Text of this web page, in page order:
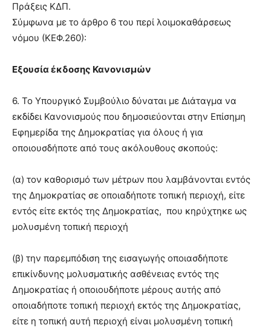
Πράξεις ΚΔΠ.
Σύμφωνα με το άρθρο 6 του περί λοιμοκαθάρσεως
νόμου (ΚΕΦ.260):
Εξουσία έκδοσης Κανονισμών
6. Το Υπουργικό Συμβούλιο δύναται με Διάταγμα να
εκδίδει Κανονισμούς που δημοσιεύονται στην Επίσημη
Εφημερίδα της Δημοκρατίας για όλους ή για
οποιουσδήποτε από τους ακόλουθους σκοπούς:
(α) τον καθορισμό των μέτρων που λαμβάνονται εντός
της Δημοκρατίας σε οποιαδήποτε τοπική περιοχή, είτε
εντός είτε εκτός της Δημοκρατίας, που κηρύχτηκε ως
μολυσμένη τοπική περιοχή
(β) την παρεμπόδιση της εισαγωγής οποιασδήποτε
επικίνδυνης μολυσματικής ασθένειας εντός της
Δημοκρατίας ή οποιουδήποτε μέρους αυτής από
οποιαδήποτε τοπική περιοχή εκτός της Δημοκρατίας,
είτε η τοπική αυτή περιοχή είναι μολυσμένη τοπική